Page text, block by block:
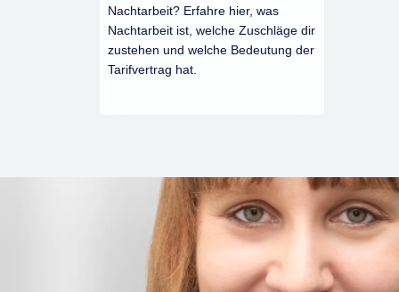
Nachtarbeit? Erfahre hier, was
Nachtarbeit ist, welche Zuschläge dir
zustehen und welche Bedeutung der
Tarifvertrag hat.